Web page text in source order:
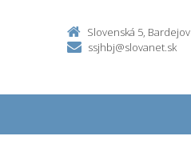
Slovenská 5, Bardejov
ssjhbj@slovanet.sk